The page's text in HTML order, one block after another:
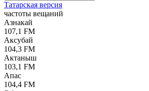
Татарская версия
частоты вещаний
Азнакай
107,1 FM
Аксубай
104,3 FM
Актаныш
103,1 FM
Апас
104,4 FM